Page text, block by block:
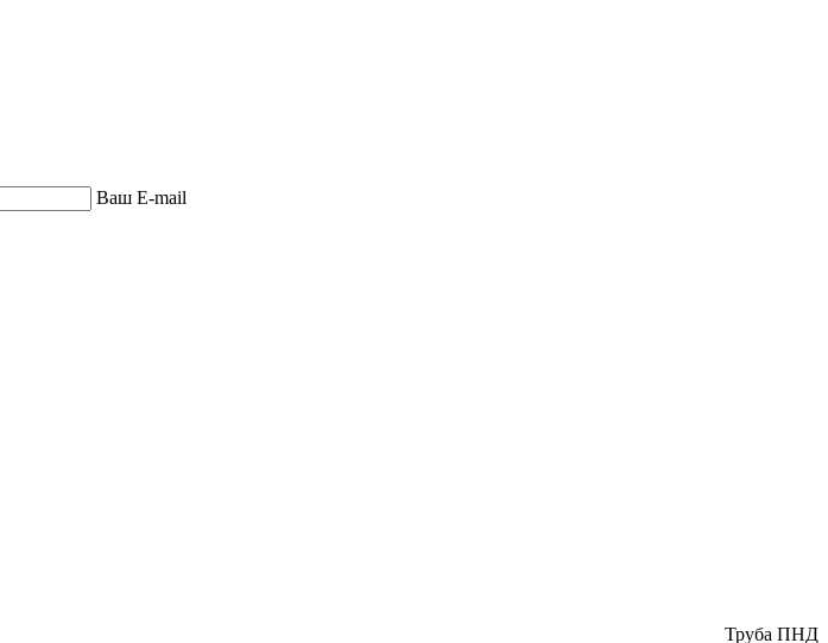
Ваш E-mail
Труба ПНД